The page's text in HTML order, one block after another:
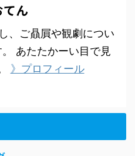
てん
、ご贔屓や観劇につい
あたたかーい目で見
》プロフィール